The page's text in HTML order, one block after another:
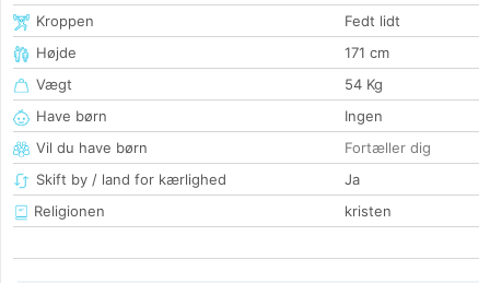
Kroppen
Fedt lidt
Højde
171 cm
Vægt
54 Kg
Have børn
Ingen
Vil du have børn
Fortæller dig
Skift by / land for kærlighed
Ja
Religionen
kristen